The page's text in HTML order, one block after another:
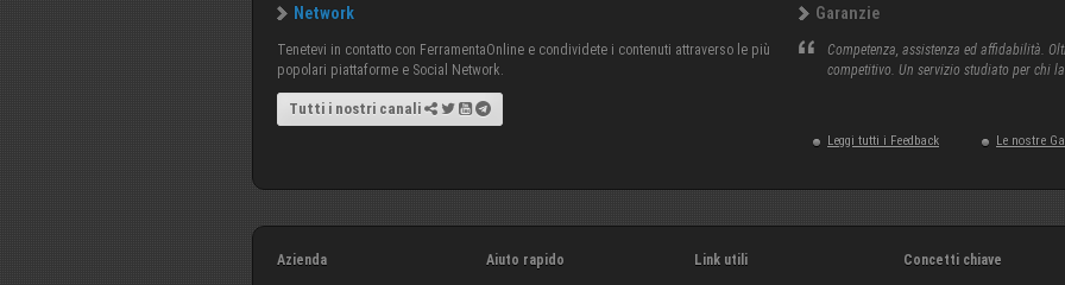
Network
Tenetevi in contatto con FerramentaOnline e condividete i contenuti attraverso le più
popolari piattaforme e Social Network.
Tutti i nostri canali
Garanzie
Competenza, assistenza ed affidabilità.
competitivo. Un servizio studiato per chi
Leggi tutti i Feedback Le nostre
Azienda Aiuto rapido Link utili Concetti chiave